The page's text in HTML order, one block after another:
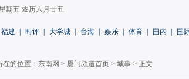
期五 农历六月廿五
福建 时评 大学城 台海 娱乐 体育 国内 国
在的位置： 东南网 > 厦门频道首页 > 城事 > 正文